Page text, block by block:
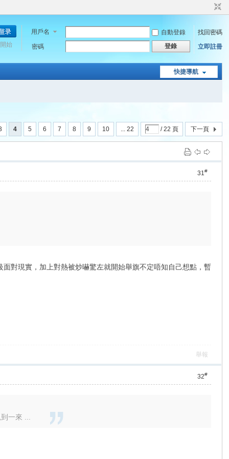
用戶名 自動登錄
找回密碼
密碼
登錄 立即註冊
始
快捷導航
4 5 6 7 8 9 10 ... 22 / 22 頁 下一頁
31#
對現實，加上對熱被炒嚇驚左就開始舉旗不定唔知自己想點，暫
舉報
32#
一來 ...